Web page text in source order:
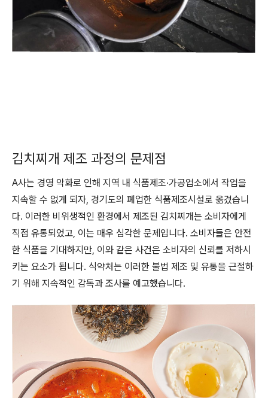
김치찌개 제조 과정의 문제점
A사는 경영 악화로 인해 지역 내 식품제조·가공업소에서 작업을
지속할 수 없게 되자, 경기도의 폐업한 식품제조시설로 옮겼습니
다. 이러한 비위생적인 환경에서 제조된 김치찌개는 소비자에게
직접 유통되었고, 이는 매우 심각한 문제입니다. 소비자들은 안전
한 식품을 기대하지만, 이와 같은 사건은 소비자의 신뢰를 저하시
키는 요소가 됩니다. 식약처는 이러한 불법 제조 및 유통을 근절하
기 위해 지속적인 감독과 조사를 예고했습니다.